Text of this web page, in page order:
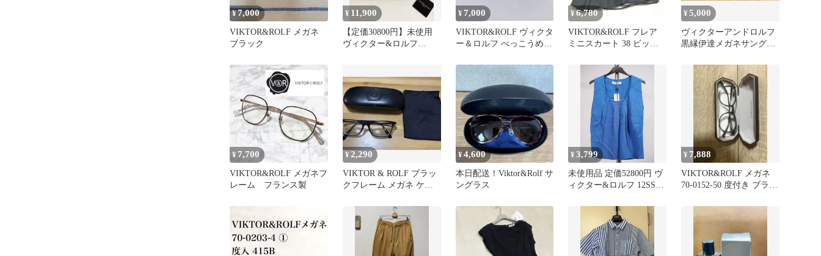
¥7,000
VIKTOR&ROLF メガネ
ブラック
¥ 11,900
【定価30800円】未使用
ヴィクター&ロルフ
¥ 7,000
VIKTOR&ROLF ヴィクタ
ー＆ロルフ べっこうめが
¥6,780
VIKTOR&ROLF フレア
ミニスカート 38 ビッグ
¥5,000
ヴィクターアンドロルフ
黒縁伊達メガネサングラ
¥ 7,700
VIKTOR&ROLF メガネフ
レーム フランス製
¥ 2,290
VIKTOR & ROLF ブラッ
クフレーム メガネ ケー
¥4,600
本日配送！Viktor&Rolf サ
ングラス
¥3,799
未使用品 定価52800円 ヴ
ィクター&ロルフ 12SSタ
¥ 7,888
VIKTOR&ROLF メガネ
70-0152-50 度付き ブラッ